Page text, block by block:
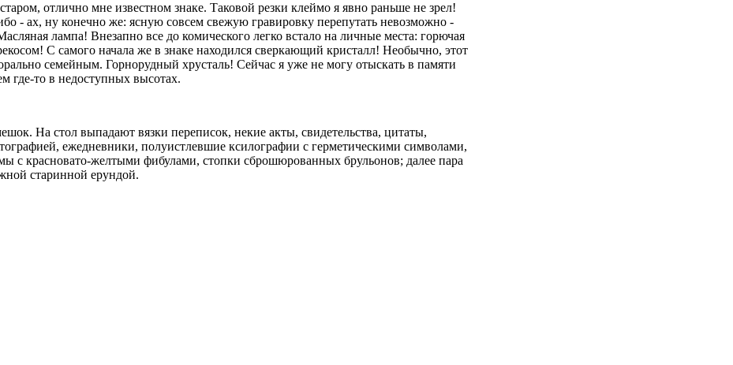
отлично мне известном знаке. Таковой резки клеймо я явно раньше не зрел!
- ах, ну конечно же: ясную совсем свежую гравировку перепутать невозможно -
лампа! Внезапно все до комического легко встало на личные места: горючая
С самого начала же в знаке находился сверкающий кристалл! Необычно, этот
семейным. Горнорудный хрусталь! Сейчас я уже не могу отыскать в памяти
где-то в недоступных высотах.
На стол выпадают вязки переписок, некие акты, свидетельства, цитаты,
ежедневники, полуистлевшие ксилографии с герметическими символами,
с красновато-желтыми фибулами, стопки сброшюрованных брульонов; далее пара
старинной ерундой.